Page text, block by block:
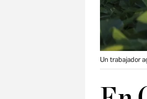
Un trabajador